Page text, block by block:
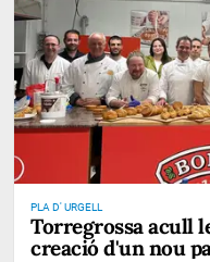
PLA D' URGELL
Torregrossa acull
creació d'un nou